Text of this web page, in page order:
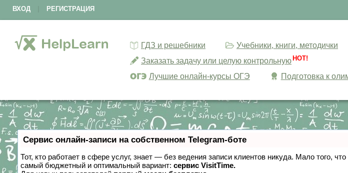
ВХОД РЕГИСТРАЦИЯ
ГДЗ и решебники
Учебники, книги, методички
Заказать задачу или целую контрольную HOT!
Лучшие онлайн-курсы ОГЭ Подготовка к
Сервис онлайн-записи на собственном Telegram-боте
Тот, кто работает в сфере услуг, знает — без ведения записи клиентов никуда. Мало того,
самый бюджетный и оптимальный вариант: сервис VisitTime.